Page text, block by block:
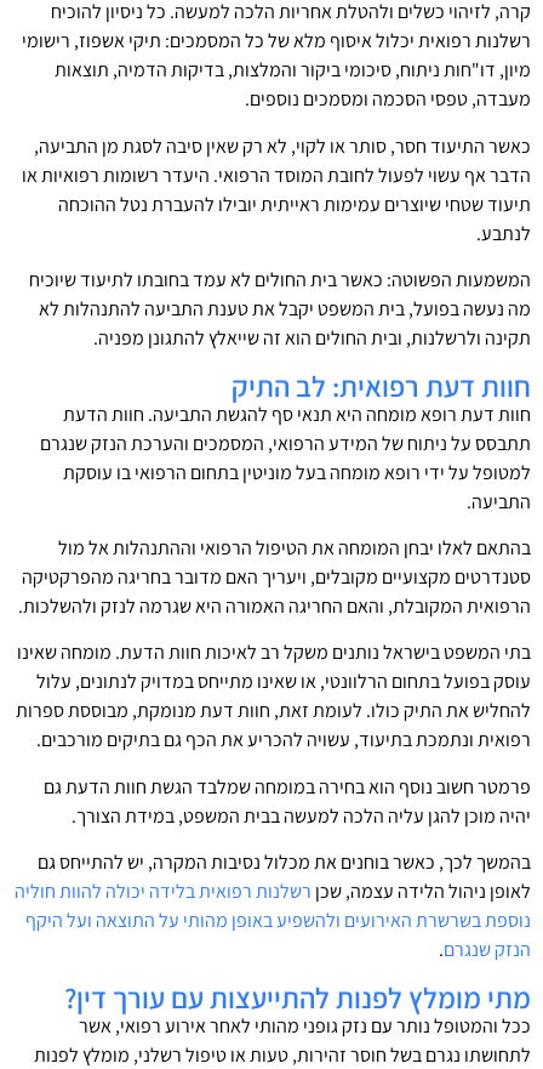
קרה, לזיהוי כשלים ולהטלת אחריות הלכה למעשה. כל ניסיון להוכיח
רשלנות רפואית יכלול איסוף מלא של כל המסמכים: תיקי אשפוז, רישומי
מיון, דו"חות ניתוח, סיכומי ביקור והמלצות, בדיקות הדמיה, תוצאות
מעבדה, טפסי הסכמה ומסמכים נוספים.
כאשר התיעוד חסר, סותר או לקוי, לא רק שאין סיבה לסגת מן התביעה,
הדבר אף עשוי לפעול לחובת המוסד הרפואי. היעדר רשומות רפואיות או
תיעוד שטחי שיוצרים עמימות ראייתית יובילו להעברת נטל ההוכחה
לנתבע.
המשמעות הפשוטה: כאשר בית החולים לא עמד בחובתו לתיעוד שיוכיח
מה נעשה בפועל, בית המשפט יקבל את טענת התביעה להתנהלות לא
תקינה ולרשלנות, ובית החולים הוא זה שייאלץ להתגונן מפניה.
חוות דעת רפואית: לב התיק
חוות דעת רופא מומחה היא תנאי סף להגשת התביעה. חוות הדעת
תתבסס על ניתוח של המידע הרפואי, המסמכים והערכת הנזק שנגרם
למטופל על ידי רופא מומחה בעל מוניטין בתחום הרפואי בו עוסקת
התביעה.
בהתאם לאלו יבחן המומחה את הטיפול הרפואי וההתנהלות אל מול
סטנדרטים מקצועיים מקובלים, ויעריך האם מדובר בחריגה מהפרקטיקה
הרפואית המקובלת, והאם החריגה האמורה היא שגרמה לנזק ולהשלכות.
בתי המשפט בישראל נותנים משקל רב לאיכות חוות הדעת. מומחה שאינו
עוסק בפועל בתחום הרלוונטי, או שאינו מתייחס במדויק לנתונים, עלול
להחליש את התיק כולו. לעומת זאת, חוות דעת מנומקת, מבוססת ספרות
רפואית ונתמכת בתיעוד, עשויה להכריע את הכף גם בתיקים מורכבים.
פרמטר חשוב נוסף הוא בחירה במומחה שמלבד הגשת חוות הדעת גם
יהיה מוכן להגן עליה הלכה למעשה בבית המשפט, במידת הצורך.
בהמשך לכך, כאשר בוחנים את מכלול נסיבות המקרה, יש להתייחס גם
לאופן ניהול הלידה עצמה, שכן רשלנות רפואית בלידה יכולה להוות חוליה
נוספת בשרשרת האירועים ולהשפיע באופן מהותי על התוצאה ועל היקף
הנזק שנגרם.
מתי מומלץ לפנות להתייעצות עם עורך דין?
ככל והמטופל נותר עם נזק גופני מהותי לאחר אירוע רפואי, אשר
לתחושתו נגרם בשל חוסר זהירות, טעות או טיפול רשלני, מומלץ לפנות